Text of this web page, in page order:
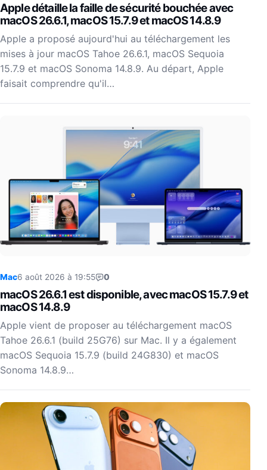
Apple détaille la faille de sécurité bouchée avec
macOS 26.6.1, macOS 15.7.9 et macOS 14.8.9
Apple a proposé aujourd'hui au téléchargement les
mises à jour macOS Tahoe 26.6.1, macOS Sequoia
15.7.9 et macOS Sonoma 14.8.9. Au départ, Apple
faisait comprendre qu'il…
Mac6 août 2026 à 19:55 0
macOS 26.6.1 est disponible, avec macOS 15.7.9 et
macOS 14.8.9
Apple vient de proposer au téléchargement macOS
Tahoe 26.6.1 (build 25G76) sur Mac. Il y a également
macOS Sequoia 15.7.9 (build 24G830) et macOS
Sonoma 14.8.9…